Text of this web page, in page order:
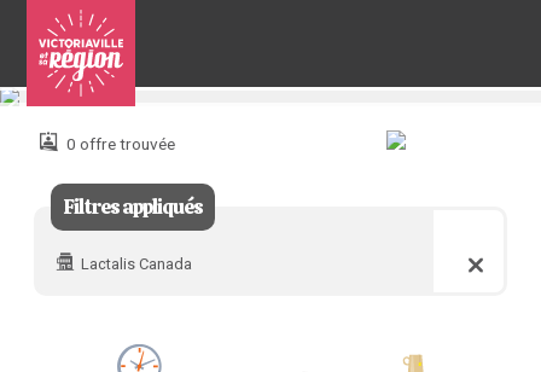
Pour
joindre 0 offre trouvée
Filtres appliqués
Lactalis Canada